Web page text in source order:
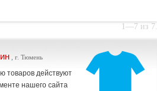
1—7 из 7.
, г. Тюмень
товаров действуют
нашего сайта